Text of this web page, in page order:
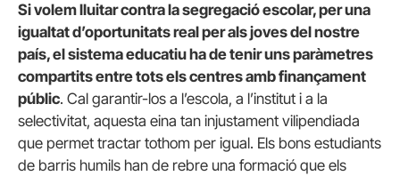
Si volem lluitar contra la segregació escolar, per una
igualtat d’oportunitats real per als joves del nostre
país, el sistema educatiu ha de tenir uns paràmetres
compartits entre tots els centres amb finançament
públic. Cal garantir-los a l’escola, a l’institut i a la
selectivitat, aquesta eina tan injustament vilipendiada
que permet tractar tothom per igual. Els bons estudiants
de barris humils han de rebre una formació que els